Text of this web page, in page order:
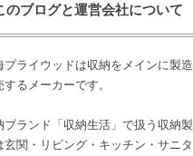
のブログと運営会社について
プライウッドは収納をメインに製造
するメーカーです。
ブランド「収納生活」で扱う収納製
玄関・リビング・キッチン・サニタ